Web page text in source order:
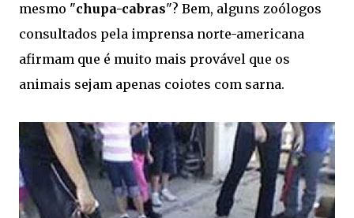
mesmo "chupa-cabras"? Bem, alguns zoólogos
consultados pela imprensa norte-americana
afirmam que é muito mais provável que os
animais sejam apenas coiotes com sarna.